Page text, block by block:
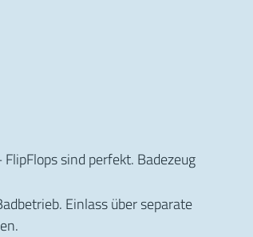
sind perfekt. Badezeug
Einlass über separate